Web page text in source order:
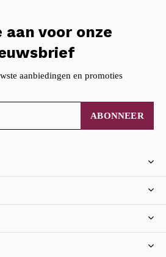
aan voor onze
aanbiedingen en promoties
ABONNEER